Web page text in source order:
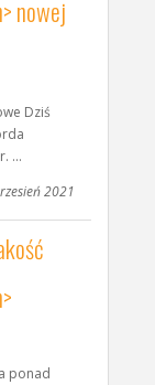
nowej
Dziś
...
2021
ponad